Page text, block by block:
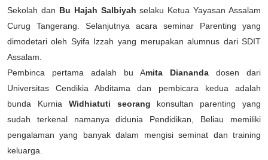
Sekolah dan Bu Hajah Salbiyahselaku Ketua Yayasan Assalam
Curug Tangerang. Selanjutnya acara seminar Parenting yang
dimodetari oleh Syifa Izzah yang merupakan alumnus dari SDIT
Assalam.
Pembinca pertama adalah bu Amita Diananda dosen dari
Universitas Cendikia Abditama dan pembicara kedua adalah
bunda Kurnia Widhiatuti seorang konsultan parenting yang
sudah terkenal namanya didunia Pendidikan, Beliau memiliki
pengalaman yang banyak dalam mengisi seminat dan training
keluarga.